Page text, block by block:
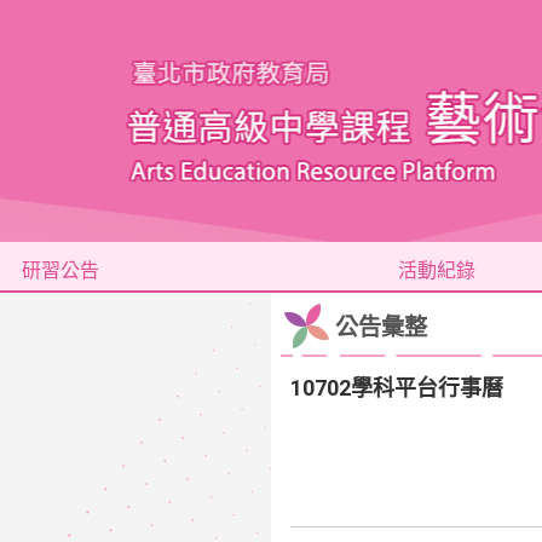
研習公告 活動紀錄
公告彙整
10702學科平台行事曆